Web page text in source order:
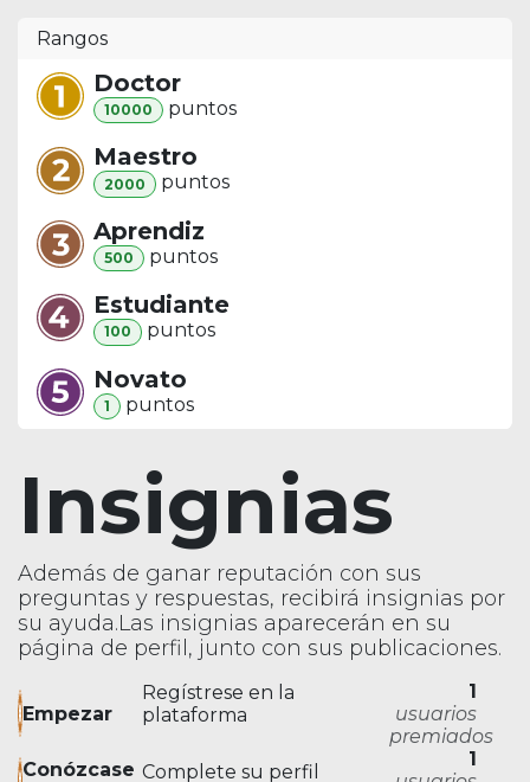
Rangos
Doctor
10000 puntos
Maestro
2000 puntos
Aprendiz
500 puntos
Estudiante
100 puntos
Novato
1 puntos
Insignias
Además de ganar reputación con sus
preguntas y respuestas, recibirá insignias por
su ayuda.Las insignias aparecerán en su
página de perfil, junto con sus publicaciones.
Empezar
Regístrese en la
plataforma
1
usuarios
premiados
Conózcase Complete su perfil
1